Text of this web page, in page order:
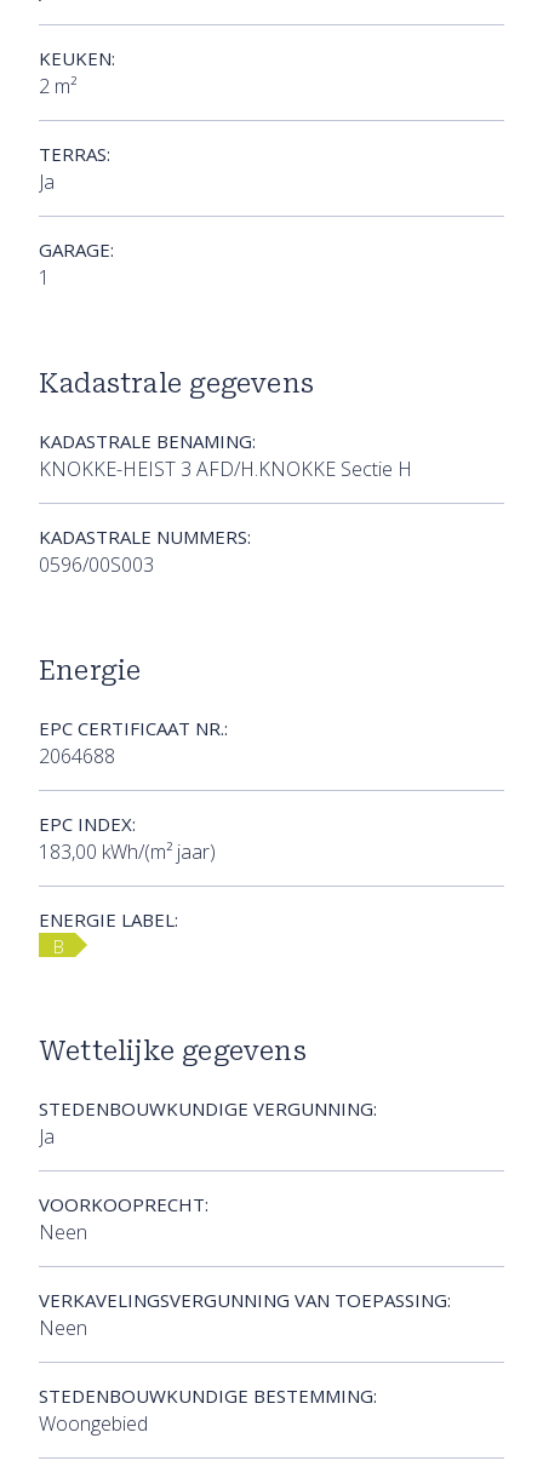
KEUKEN:
2 m²
TERRAS:
Ja
GARAGE:
1
Kadastrale gegevens
KADASTRALE BENAMING:
KNOKKE-HEIST 3 AFD/H.KNOKKE Sectie H
KADASTRALE NUMMERS:
0596/00S003
Energie
EPC CERTIFICAAT NR.:
2064688
EPC INDEX:
183,00 kWh/(m² jaar)
ENERGIE LABEL:
B
Wettelijke gegevens
STEDENBOUWKUNDIGE VERGUNNING:
Ja
VOORKOOPRECHT:
Neen
VERKAVELINGSVERGUNNING VAN TOEPASSING:
Neen
STEDENBOUWKUNDIGE BESTEMMING:
Woongebied